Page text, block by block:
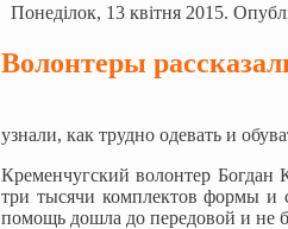
Понеділок, 13 квітня 2015.
Волонтеры
узнали, как трудно одевать и
Кременчугский волонтер
три тысячи комплектов формы и
помощь дошла до передовой и не